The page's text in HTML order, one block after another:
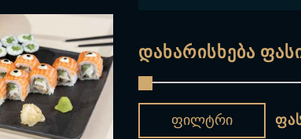
Დახარისხება
Ფილტრი